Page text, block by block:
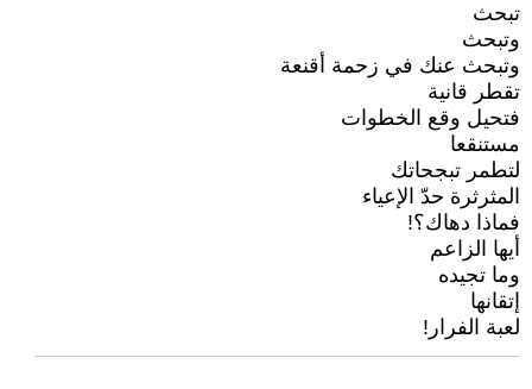
تبحث
وتبحث
وتبحث عنك في زحمة أقنعة
تقطر قانية
فتحيل وقع الخطوات
مستنقعا
لتطمر تبجحاتك
المثرثرة حدّ الإعياء
فماذا دهاك؟!
أيها الزاعم
وما تجيده
إتقانها
لعبة الفرار!